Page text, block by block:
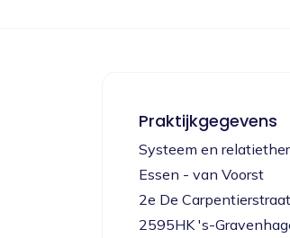
Praktijkgegevens
Systeem en
Essen - van Voorst
2e De
2595HK 's-